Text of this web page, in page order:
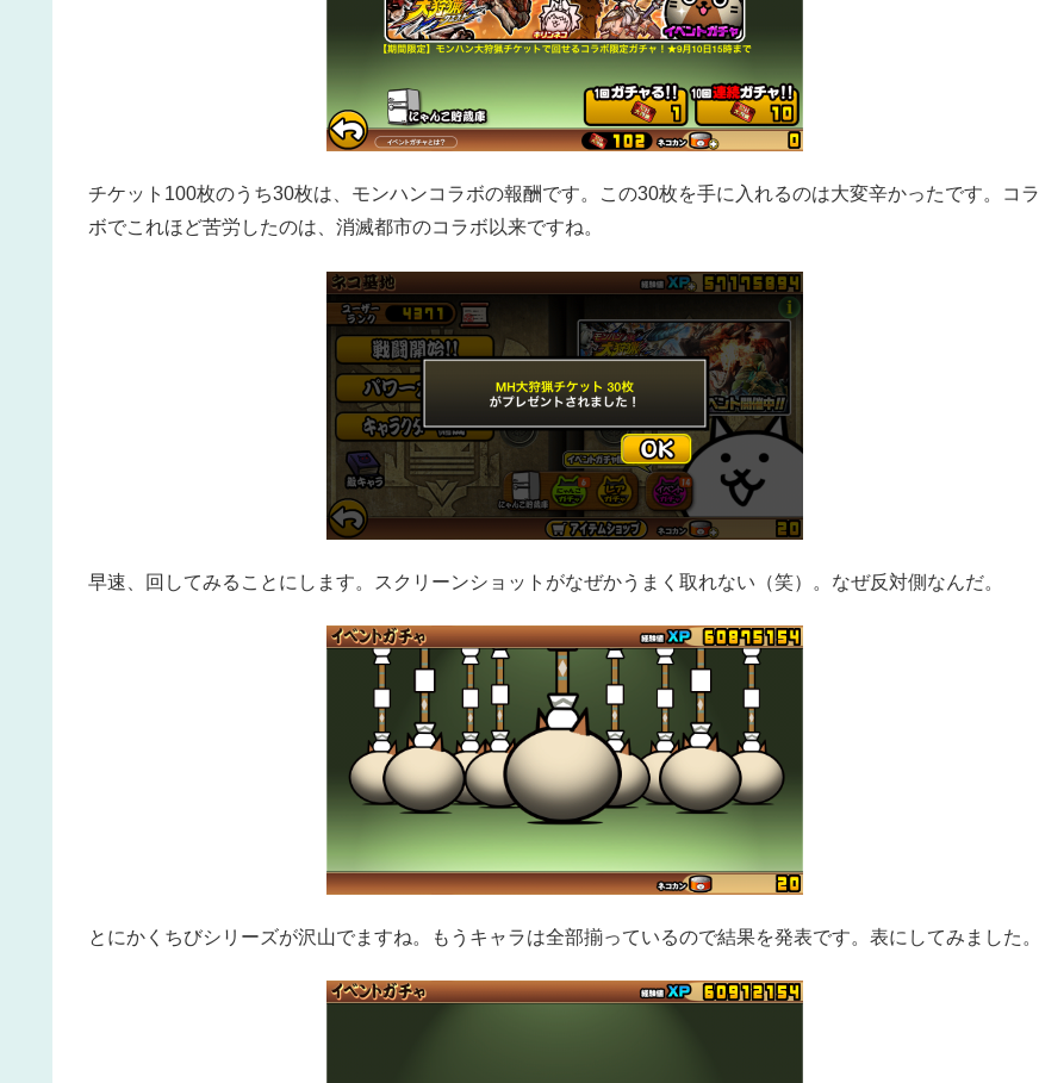
チケット100枚のうち30枚は、モンハンコラボの報酬です。この30枚を手に入れるのは大変辛かったです。コラ
ボでこれほど苦労したのは、消滅都市のコラボ以来ですね。
早速、回してみることにします。スクリーンショットがなぜかうまく取れない（笑）。なぜ反対側なんだ。
とにかくちびシリーズが沢山でますね。もうキャラは全部揃っているので結果を発表です。表にしてみました。